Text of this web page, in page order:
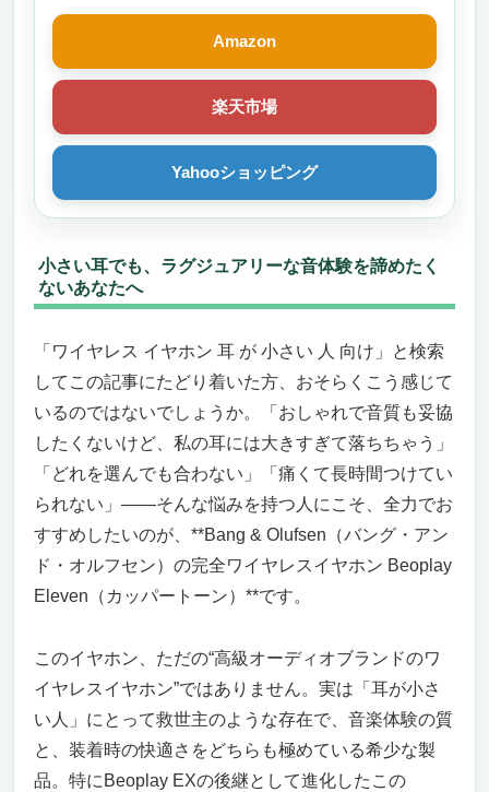
Amazon
楽天市場
Yahooショッピング
小さい耳でも、ラグジュアリーな音体験を諦めたく
ないあなたへ
「ワイヤレス イヤホン 耳 が 小さい 人 向け」と検索
してこの記事にたどり着いた方、おそらくこう感じて
いるのではないでしょうか。「おしゃれで音質も妥協
したくないけど、私の耳には大きすぎて落ちちゃう」
「どれを選んでも合わない」「痛くて長時間つけてい
られない」——そんな悩みを持つ人にこそ、全力でお
すすめしたいのが、**Bang & Olufsen（バング・アン
ド・オルフセン）の完全ワイヤレスイヤホン Beoplay
Eleven（カッパートーン）**です。
このイヤホン、ただの“高級オーディオブランドのワ
イヤレスイヤホン”ではありません。実は「耳が小さ
い人」にとって救世主のような存在で、音楽体験の質
と、装着時の快適さをどちらも極めている希少な製
品。特にBeoplay EXの後継として進化したこの